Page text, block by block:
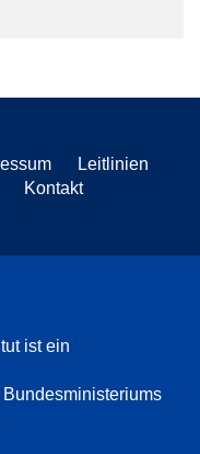
Leitlinien
Kontakt
ist ein